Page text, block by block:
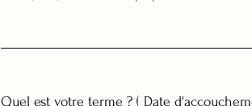
Quel est votre terme ? ( Date